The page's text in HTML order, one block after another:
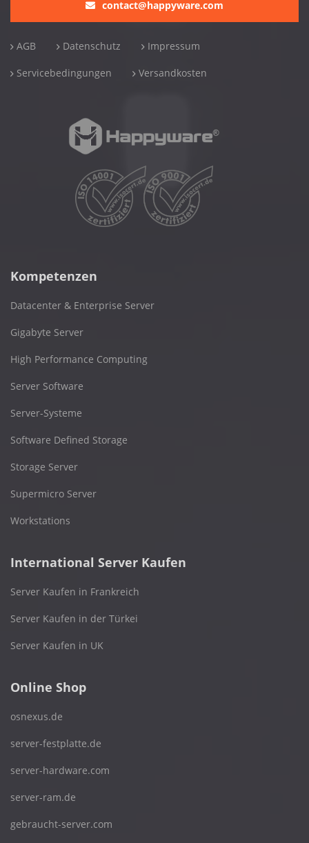
contact@happyware.com
AGB Datenschutz Impressum
Servicebedingungen Versandkosten
Kompetenzen
Datacenter & Enterprise Server
Gigabyte Server
High Performance Computing
Server Software
Server-Systeme
Software Defined Storage
Storage Server
Supermicro Server
Workstations
International Server Kaufen
Server Kaufen in Frankreich
Server Kaufen in der Türkei
Server Kaufen in UK
Online Shop
osnexus.de
server-festplatte.de
server-hardware.com
server-ram.de
gebraucht-server.com